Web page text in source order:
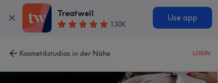
Treatwell
130K
Use app
Kosmetikstudios in der Nähe LOGIN